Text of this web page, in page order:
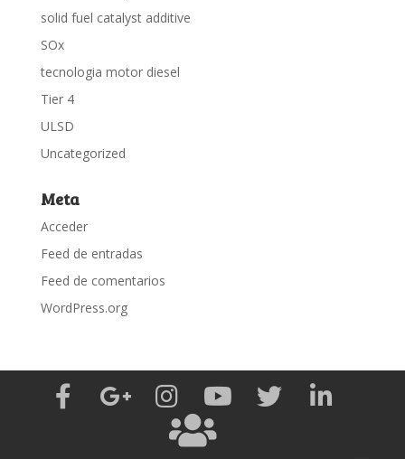
solid fuel catalyst additive
SOx
tecnologia motor diesel
Tier 4
ULSD
Uncategorized
Meta
Acceder
Feed de entradas
Feed de comentarios
WordPress.org